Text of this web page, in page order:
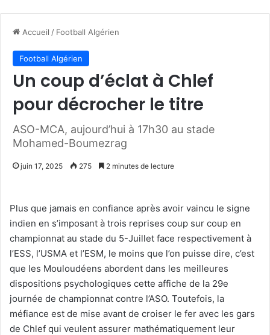
Accueil / Football Algérien
Football Algérien
Un coup d’éclat à Chlef
pour décrocher le titre
ASO-MCA, aujourd’hui à 17h30 au stade
Mohamed-Boumezrag
juin 17, 2025 275 2 minutes de lecture
Plus que jamais en confiance après avoir vaincu le signe
indien en s’imposant à trois reprises coup sur coup en
championnat au stade du 5-Juillet face respectivement à
l’ESS, l’USMA et l’ESM, le moins que l’on puisse dire, c’est
que les Mouloudéens abordent dans les meilleures
dispositions psychologiques cette affiche de la 29e
journée de championnat contre l’ASO. Toutefois, la
méfiance est de mise avant de croiser le fer avec les gars
de Chlef qui veulent assurer mathématiquement leur